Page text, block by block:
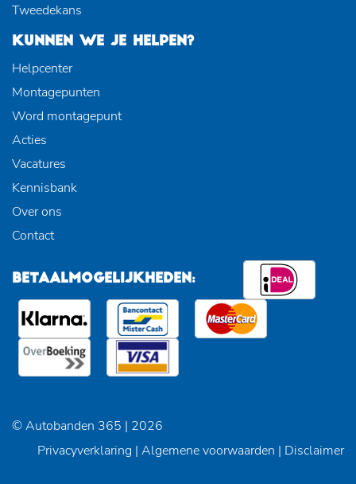
Tweedekans
KUNNEN WE JE HELPEN?
Helpcenter
Montagepunten
Word montagepunt
Acties
Vacatures
Kennisbank
Over ons
Contact
BETAALMOGELIJKHEDEN:
© Autobanden 365 | 2026
Privacyverklaring | Algemene voorwaarden | Disclaimer